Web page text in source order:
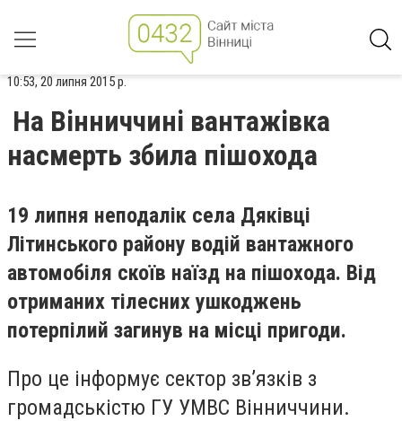
10:53, 20 липня 2015 р.
На Вінниччині вантажівка
насмерть збила пішохода
19 липня неподалік села Дяківці
Літинського району водій вантажного
автомобіля скоїв наїзд на пішохода. Від
отриманих тілесних ушкоджень
потерпілий загинув на місці пригоди.
Про це інформує сектор зв’язків з
громадськістю ГУ УМВС Вінниччини.